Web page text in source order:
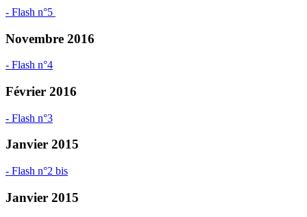
- Flash n°5
Novembre 2016
- Flash n°4
Février 2016
- Flash n°3
Janvier 2015
- Flash n°2 bis
Janvier 2015